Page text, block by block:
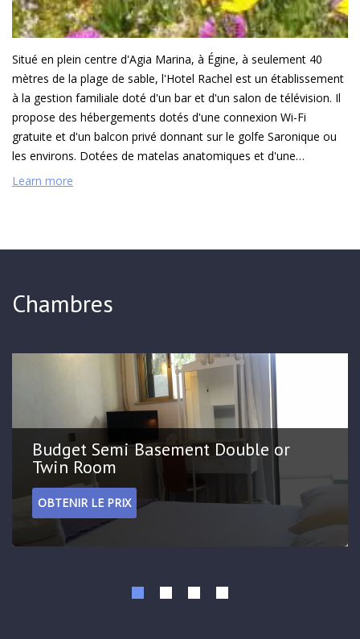
Situé en plein centre d'Agia Marina, à Égine, à seulement 40
mètres de la plage de sable, l'Hotel Rachel est un établissement
à la gestion familiale doté d'un bar et d'un salon de télévision. Il
propose des hébergements dotés d'une connexion Wi-Fi
gratuite et d'un balcon privé donnant sur le golfe Saronique ou
les environs. Dotées de matelas anatomiques et d'une
décoration simple, les chambres climatisées de l'Hotel Rachel
petit-déjeuner buffet enrichi de confitures maison et d'autres
journée.
Learn more
Chambres
Budget Semi Basement Double or
Twin Room
OBTENIR LE PRIX